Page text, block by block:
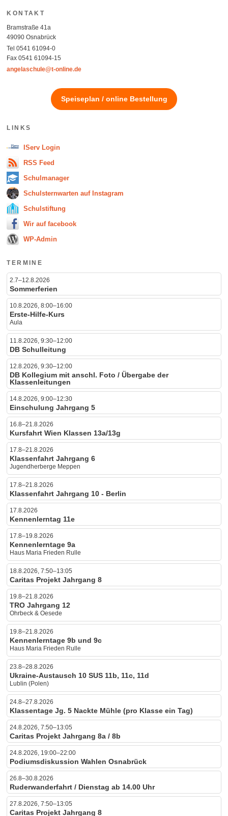
KONTAKT
Bramstraße 41a
49090 Osnabrück
Tel 0541 61094-0
Fax 0541 61094-15
angelaschule@t-online.de
Speiseplan / online Bestellung
LINKS
IServ Login
RSS Feed
Schulmanager
Schulsternwarten auf Instagram
Schulstiftung
Wir auf facebook
WP-Admin
TERMINE
2.7–12.8.2026
Sommerferien
10.8.2026, 8:00–16:00
Erste-Hilfe-Kurs
Aula
11.8.2026, 9:30–12:00
DB Schulleitung
12.8.2026, 9:30–12:00
DB Kollegium mit anschl. Foto / Übergabe der
Klassenleitungen
14.8.2026, 9:00–12:30
Einschulung Jahrgang 5
16.8–21.8.2026
Kursfahrt Wien Klassen 13a/13g
17.8–21.8.2026
Klassenfahrt Jahrgang 6
Jugendherberge Meppen
17.8–21.8.2026
Klassenfahrt Jahrgang 10 - Berlin
17.8.2026
Kennenlerntag 11e
17.8–19.8.2026
Kennenlerntage 9a
Haus Maria Frieden Rulle
18.8.2026, 7:50–13:05
Caritas Projekt Jahrgang 8
19.8–21.8.2026
TRO Jahrgang 12
Ohrbeck & Oesede
19.8–21.8.2026
Kennenlerntage 9b und 9c
Haus Maria Frieden Rulle
23.8–28.8.2026
Ukraine-Austausch 10 SUS 11b, 11c, 11d
Lublin (Polen)
24.8–27.8.2026
Klassentage Jg. 5 Nackte Mühle (pro Klasse ein Tag)
24.8.2026, 7:50–13:05
Caritas Projekt Jahrgang 8a / 8b
24.8.2026, 19:00–22:00
Podiumsdiskussion Wahlen Osnabrück
26.8–30.8.2026
Ruderwanderfahrt / Dienstag ab 14.00 Uhr
27.8.2026, 7:50–13:05
Caritas Projekt Jahrgang 8